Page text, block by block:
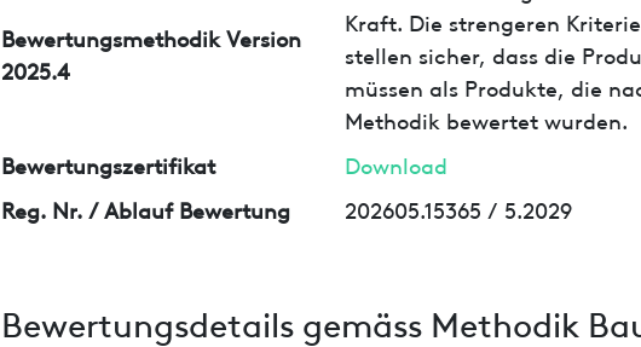
Bewertungsmethodik Version
2025.4
Kraft. Die strengeren
stellen sicher, dass die
müssen als Produkte, die
Methodik bewertet wurden.
Bewertungszertifikat
Download
Reg. Nr. / Ablauf Bewertung
202605.15365 / 5.2029
Bewertungsdetails gemäss Methodik